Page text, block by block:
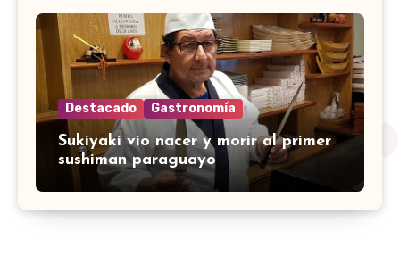
Destacado Gastronomía
Sukiyaki vio nacer y morir al primer
sushiman paraguayo